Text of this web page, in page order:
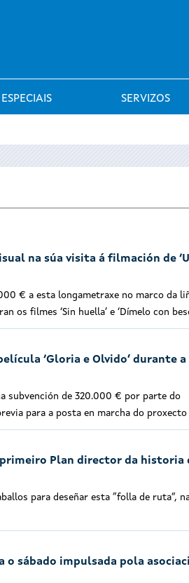
ESPECIAIS SERVIZOS
na súa visita á filmación de
€ a esta longametraxe no marco da
os filmes ‘Sin huella’ e ‘Dímelo con
‘Gloria e Olvido’ durante a
subvención de 320.000 € por parte do
para a posta en marcha do proxecto
Plan director da historia
para deseñar esta “folla de ruta”,
o sábado impulsada pola